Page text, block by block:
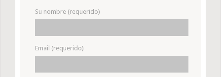
Su nombre (requerido)
Email (requerido)